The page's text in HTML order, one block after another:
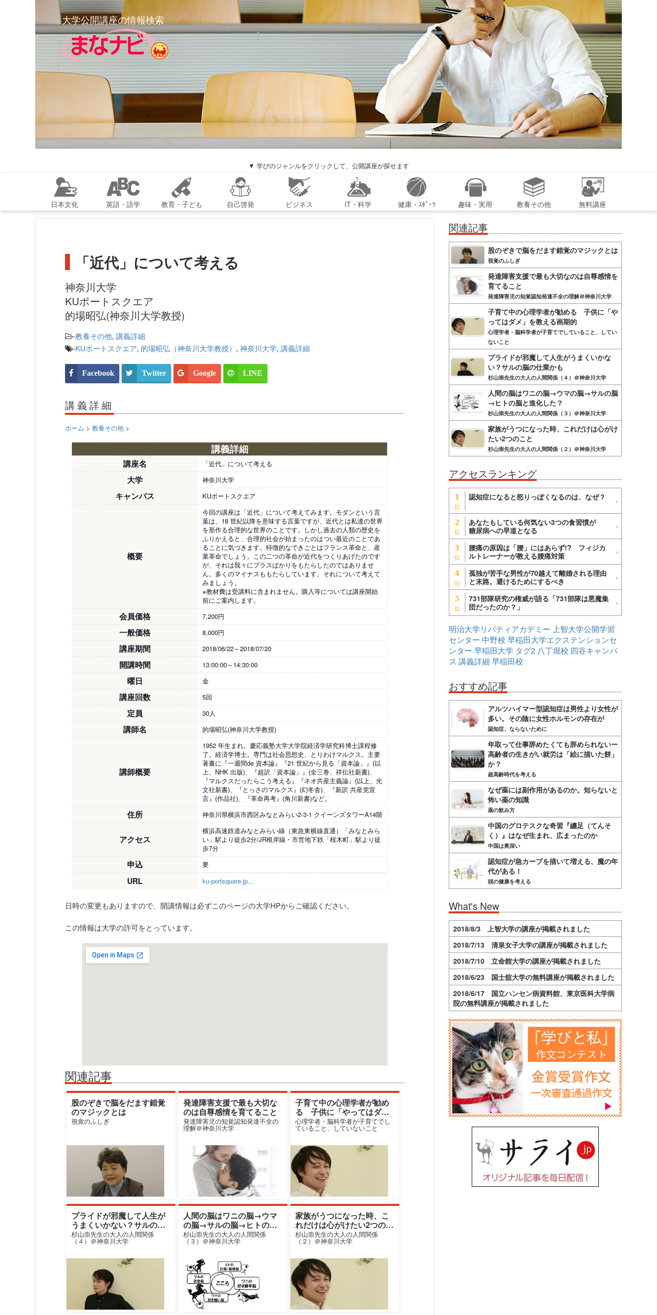
大学公開講座の情報検索
▼ 学びのジャンルをクリックして、公開講座が探せます
日本文化 英語・語学 教育・子ども 自己啓発 ビジネス IT・科学 健康・ｽﾎﾟｰﾂ 趣味・実用 教養その他 無料講座
「近代」について考える
神奈川大学
KUポートスクエア
的場昭弘(神奈川大学教授)
-教養その他, 講義詳細
-KUポートスクエア, 的場昭弘（神奈川大学教授） , 神奈川大学, 講義詳細
Facebook Twitter Google LINE
講義詳細
ホーム > 教養その他 >
講義詳細
講座名 「近代」について考える
大学 神奈川大学
キャンパス KUポートスクエア
概要
今回の講座は「近代」について考えてみます。モダンという言
葉は、18 世紀以降を意味する言葉ですが、近代とは私達の世界
を形作る合理的な世界のことです。しかし過去の人類の歴史を
ふりかえると、合理的社会が始まったのはつい最近のことであ
ることに気づきます。特徴的なできごとはフランス革命と、産
業革命でしょう。この二つの革命が近代をつくりあげたのです
が、それは我々にプラスばかりをもたらしたのではありませ
ん。多くのマイナスももたらしています。それについて考えて
みましょう。
※教材費は受講料に含まれません。購入等については講座開始
前にご案内します。
会員価格 7,200円
一般価格 8,000円
講座期間 2018/06/22～2018/07/20
開講時間 13:00:00～14:30:00
曜日 金
講座回数 5回
定員 30人
講師名 的場昭弘(神奈川大学教授)
講師概要
1952 年生まれ。慶応義塾大学大学院経済学研究科博士課程修
了。経済学博士。専門は社会思想史、とりわけマルクス。主要
著書に『一週間de 資本論』『21 世紀から見る「資本論」』(以
上、NHK 出版)、『超訳「資本論」』(全三巻、祥伝社新書)、
『マルクスだったらこう考える』『ネオ共産主義論』(以上、光
文社新書)、『とっさのマルクス』(幻冬舎)、『新訳 共産党宣
言』(作品社)、『革命再考』(角川新書)など。
住所 神奈川県横浜市西区みなとみらい2-3-1 クイーンズタワーA14階
アクセス
横浜高速鉄道みなとみらい線（東急東横線直通）「みなとみら
い」駅より徒歩2分/JR根岸線・市営地下鉄「桜木町」駅より徒
歩7分
申込 要
URL ku-portsquare.jp...
日時の変更もありますので、開講情報は必ずこのページの大学HPからご確認ください。
この情報は大学の許可をとっています。
関連記事
股のぞきで脳をだます錯覚
のマジックとは
視覚のふしぎ
発達障害支援で最も大切な
のは自尊感情を育てること
発達障害児の知覚認知発達不全の
理解＠神奈川大学
子育て中の心理学者が勧め
る 子供に「やってはダ
メ」を教える画期的方法
心理学者・脳科学者が子育てでし
ていること、していないこと
プライドが邪魔して人生が
うまくいかない？サルの脳
の仕業かも
杉山崇先生の大人の人間関係
（４）＠神奈川大学
人間の脳はワニの脳→ウマ
の脳→サルの脳→ヒトの脳
と進化した？
杉山崇先生の大人の人間関係
（３）＠神奈川大学
家族がうつになった時、こ
れだけは心がけたい2つのこ
と
杉山崇先生の大人の人間関係
（２）＠神奈川大学
関連記事
股のぞきで脳をだます錯覚のマジックとは
視覚のふしぎ
発達障害支援で最も大切なのは自尊感情を
育てること
発達障害児の知覚認知発達不全の理解＠神奈川大学
子育て中の心理学者が勧める 子供に「や
ってはダメ」を教える画期的
心理学者・脳科学者が子育てでしていること、してい
ないこと
プライドが邪魔して人生がうまくいかな
い？サルの脳の仕業かも
杉山崇先生の大人の人間関係（４）＠神奈川大学
人間の脳はワニの脳→ウマの脳→サルの脳
→ヒトの脳と進化した？
杉山崇先生の大人の人間関係（３）＠神奈川大学
家族がうつになった時、これだけは心がけ
たい2つのこと
杉山崇先生の大人の人間関係（２）＠神奈川大学
アクセスランキング
1 認知症になると怒りっぽくなるのは、なぜ？
2
あなたもしている何気ない3つの食習慣が
糖尿病への早道となる
3
腰痛の原因は「腰」にはあらず!? フィジカ
ルトレーナーが教える腰痛対策
4
孤独が苦手な男性が70越えて離婚される理由
と末路。避けるためにするべき
5
731部隊研究の権威が語る「731部隊は悪魔集
団だったのか？」
明治大学リバティアカデミー 上智大学公開学習
センター 中野校 早稲田大学エクステンションセ
ンター 早稲田大学 タグ2 八丁堀校 四谷キャンパ
ス 講義詳細 早稲田校
おすすめ記事
アルツハイマー型認知症は男性より女性が
多い。その陰に女性ホルモンの存在が
認知症、ならないために
年取って仕事辞めたくても辞められないー
高齢者の生きがい就労は「絵に描いた餅」
か？
超高齢時代を考える
なぜ薬には副作用があるのか。知らないと
怖い薬の知識
薬の飲み方
中国のグロテスクな奇習『纏足（てんそ
く）』はなぜ生まれ、広まったのか
中国は奥深い
認知症が急カーブを描いて増える、魔の年
代がある！
頭の健康を考える
What's New
2018/8/3 上智大学の講座が掲載されました
2018/7/13 清泉女子大学の講座が掲載されました
2018/7/10 立命館大学の講座が掲載されました
2018/6/23 国士舘大学の無料講座が掲載されました
2018/6/17 国立ハンセン病資料館、東京医科大学病
院の無料講座が掲載されました